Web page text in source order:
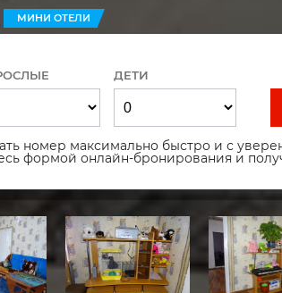
МИНИ ОТЕЛИ
ДЕТИ
номер максимально быстро и с
формой онлайн-бронирования и